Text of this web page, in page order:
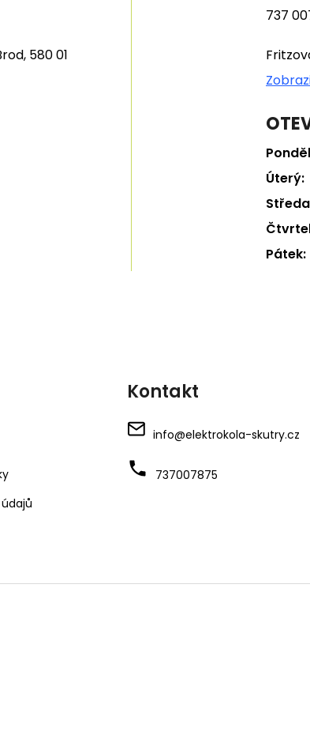
580 01
737
Úterý:
Pátek:
Kontakt
info@elektrokola-skutry.cz
737007875